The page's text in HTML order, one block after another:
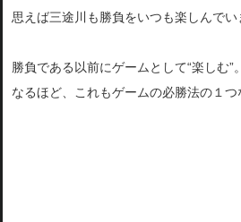
思えば三途川も勝負をいつも楽しんでい
勝負である以前にゲームとして“楽しむ”。
なるほど、これもゲームの必勝法の１つ